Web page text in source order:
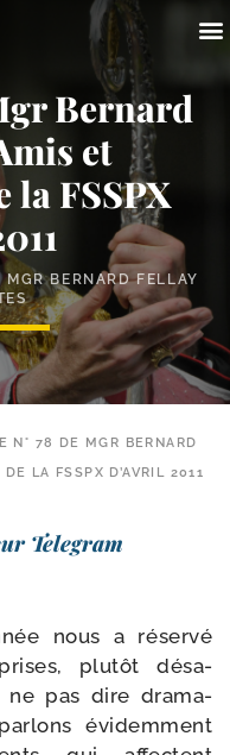
Bernard
et
la FSSPX
MGR BERNARD FELLAY
N° 78 DE MGR BERNARD
LA FSSPX D’AVRIL 2011
Telegram
nous a réser­vé
plu­tôt désa­
ne pas dire dra­ma­
évi­dem­ment